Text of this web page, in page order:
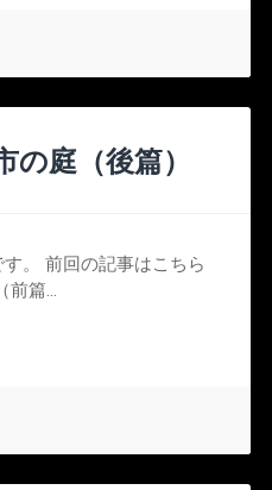
庭（後篇）
。 前回の記事はこちら
前篇…